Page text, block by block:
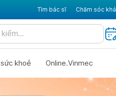
Tìm bác sĩ Chăm sóc
khoẻ Online.Vinmec